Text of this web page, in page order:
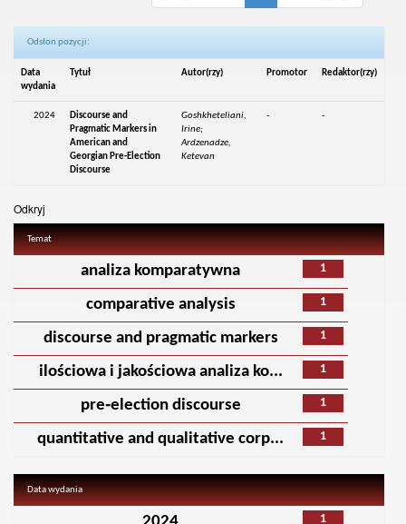
Odsłon pozycji:
Data
wydania
Tytuł Autor(rzy) Promotor Redaktor(rzy)
2024
Discourse and
Pragmatic Markers in
American and
Georgian Pre-Election
Discourse
Goshkheteliani,
Irine;
Ardzenadze,
Ketevan
- -
Odkryj
Temat
1
analiza komparatywna
1
comparative analysis
1
discourse and pragmatic markers
1
ilościowa i jakościowa analiza ko...
1
pre‑election discourse
1
quantitative and qualitative corp...
Data wydania
1